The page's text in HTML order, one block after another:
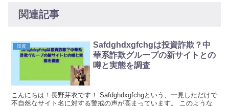
関連記事
投資
Safdghdxgfchgは投資詐欺？中
華系詐欺グループの新サイトとの
噂と実態を調査
こんにちは！長野芽衣です！ Safdghdxgfchgという、一見しただけで
不自然なサイト名に対する警戒の声が高まっています。 このような